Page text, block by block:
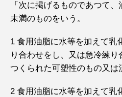
「次に掲げるものであつて
未満のものをいう。
1 食用油脂に水等を加えて乳
り合わせをし、又は急冷練
つくられた可塑性のもの又は
2 食用油脂に水等を加えて乳